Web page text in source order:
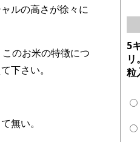
ルの高さが徐々に
のお米の特徴につ
下さい。
無い。
5
粒